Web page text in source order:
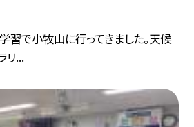
習で小牧山に行ってきました。天候
リ...